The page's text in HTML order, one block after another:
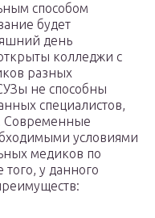
способом
будет
день
колледжи с
разных
не способны
специалистов,
Современные
условиями
медиков по
у данного